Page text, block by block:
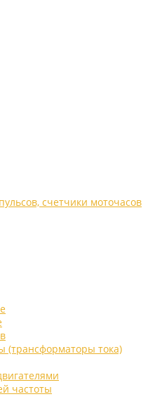
счетчики моточасов
(трансформаторы тока)
частоты